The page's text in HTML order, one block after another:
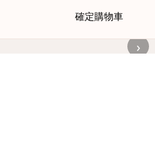
確定購物車
›